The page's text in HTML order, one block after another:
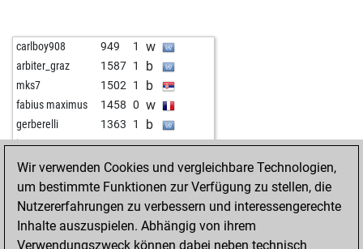
carlboy908 949 1 w
arbiter_graz 1587 1 b
mks7 1502 1 b
fabius maximus 1458 0 w
gerberelli 1363 1 b
jacco 1296 0 w
niriando 1307 0 b
primdahl2000 1419 0 w
primdahl2000 1408 0 b
rauch-konrad 1182 1 w
kurt mit helm 1193 1 b
Wir verwenden Cookies und vergleichbare Technologien,
um bestimmte Funktionen zur Verfügung zu stellen, die
Nutzererfahrungen zu verbessern und interessengerechte
Inhalte auszuspielen. Abhängig von ihrem
Verwendungszweck können dabei neben technisch